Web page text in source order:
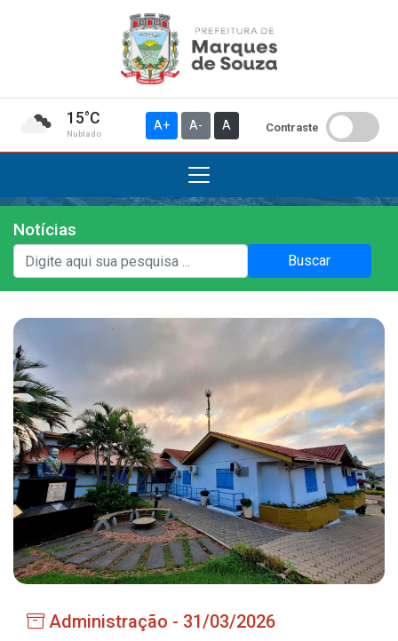
15°C
Nublado
A+ A- A Contraste
Institucional
A Prefeitura
Gabinete do Vice-prefeito
História do Município
Símbolos Oficiais
Estrutura Organizacional
Secretarias
Administração
Agricultura e Meio Ambiente
Educação, Cultura, Desporto e Turismo
Notícias
Buscar
Administração - 31/03/2026